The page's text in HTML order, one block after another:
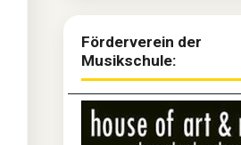
Förderverein der
Musikschule: